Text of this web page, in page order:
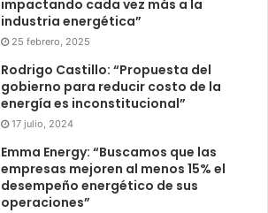
impactando cada vez más a la
industria energética”
25 febrero, 2025
Rodrigo Castillo: “Propuesta del
gobierno para reducir costo de la
energía es inconstitucional”
17 julio, 2024
Emma Energy: “Buscamos que las
empresas mejoren al menos 15% el
desempeño energético de sus
operaciones”